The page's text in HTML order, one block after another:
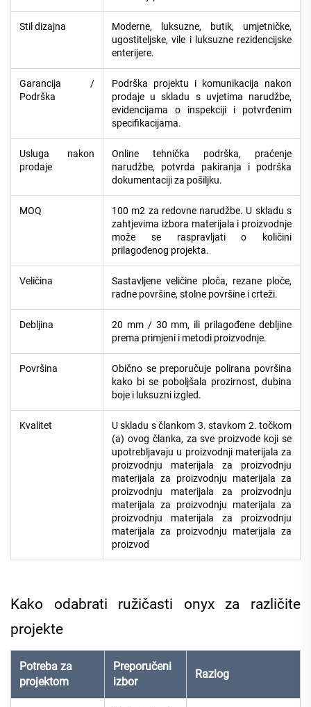
Stil dizajna
Moderne, luksuzne, butik, umjetničke,
ugostiteljske, vile i luksuzne rezidencijske
enterijere.
Garancija /
Podrška
Podrška projektu i komunikacija nakon
prodaje u skladu s uvjetima narudžbe,
evidencijama o inspekciji i potvrđenim
specifikacijama.
Usluga nakon
prodaje
Online tehnička podrška, praćenje
narudžbe, potvrda pakiranja i podrška
dokumentaciji za pošiljku.
MOQ
100 m2 za redovne narudžbe. U skladu s
zahtjevima izbora materijala i proizvodnje
može se raspravljati o količini
prilagođenog projekta.
Veličina
Sastavljene veličine ploča, rezane ploče,
radne površine, stolne površine i crteži.
Debljina
20 mm / 30 mm, ili prilagođene debljine
prema primjeni i metodi proizvodnje.
Površina
Obično se preporučuje polirana površina
kako bi se poboljšala prozirnost, dubina
boje i luksuzni izgled.
Kvalitet
U skladu s člankom 3. stavkom 2. točkom
(a) ovog članka, za sve proizvode koji se
upotrebljavaju u proizvodnji materijala za
proizvodnju materijala za proizvodnju
materijala za proizvodnju materijala za
proizvodnju materijala za proizvodnju
materijala za proizvodnju materijala za
proizvodnju materijala za proizvodnju
materijala za proizvodnju materijala za
proizvod
Kako odabrati ružičasti onyx za različite
projekte
Potreba za
projektom
Preporučeni
izbor
Razlog